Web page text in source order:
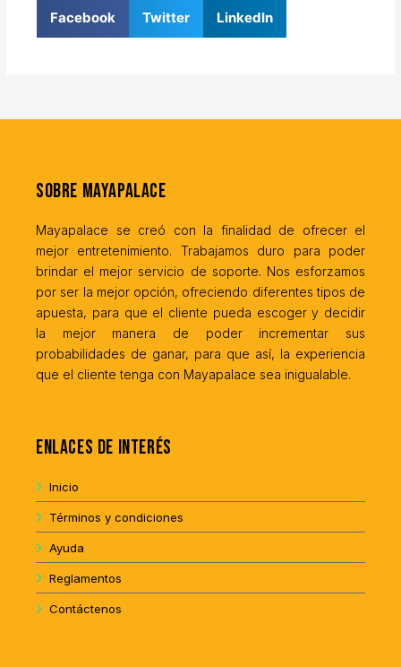
Facebook Twitter LinkedIn
Sobre MayaPalace
Mayapalace se creó con la finalidad de ofrecer el
mejor entretenimiento. Trabajamos duro para poder
brindar el mejor servicio de soporte. Nos esforzamos
por ser la mejor opción, ofreciendo diferentes tipos de
apuesta, para que el cliente pueda escoger y decidir
la mejor manera de poder incrementar sus
probabilidades de ganar, para que así, la experiencia
que el cliente tenga con Mayapalace sea inigualable.
Enlaces de interés
Inicio
Términos y condiciones
Ayuda
Reglamentos
Contáctenos